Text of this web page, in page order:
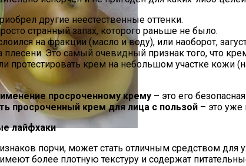
Зон Для Комфорта
С Яблоками Для Идеального Чаепития
другие неестественные оттенки.
странный запах, которого раньше не было.
на фракции (масло и воду), или наоборот,
Это самый очевидный признак того, что
крем на небольшом участке кожи
просроченному крему – это его
просроченный крем для лица с пользой – это уже
лайфхаки
порчи, может стать отличным средством для
более плотную текстуру и содержат